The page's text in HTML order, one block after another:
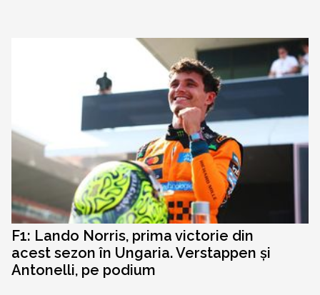
F1: Lando Norris, prima victorie din
acest sezon în Ungaria. Verstappen și
Antonelli, pe podium